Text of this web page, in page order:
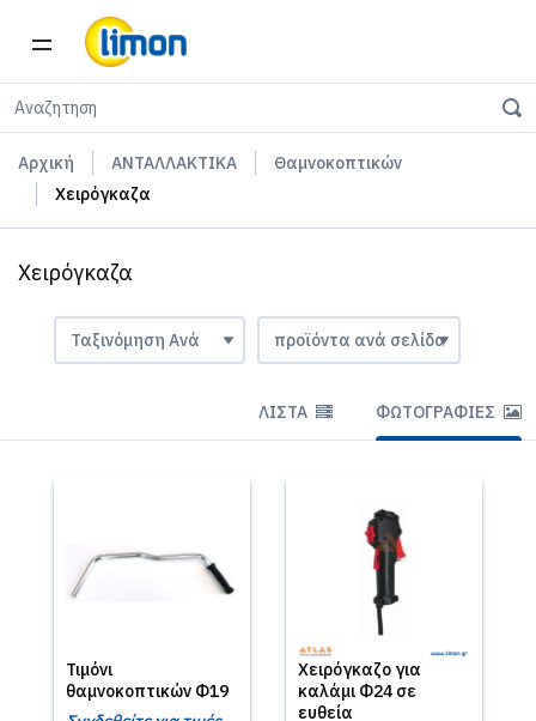
Αρχική ΑΝΤΑΛΛΑΚΤΙΚΑ
Θαμνοκοπτικών
Χειρόγκαζα
Χειρόγκαζα
ΛΊΣΤΑ ΦΩΤΟΓΡΑΦΊΕΣ
Τιμόνι
θαμνοκοπτικών Φ19
Χειρόγκαζο για
καλάμι Φ24 σε
ευθεία